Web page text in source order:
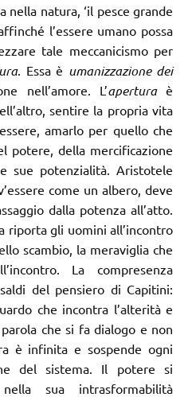
nella natura, ‘il pesce grande
l’essere umano possa
tale meccanicismo per
. Essa è umanizzazione dei
nell’amore. L’aperturaè
sentire la propria vita
amarlo per quello che
potere, della mercificazione
sue potenzialità. Aristotele
come un albero, deve
dalla potenza all’atto.
riporta gli uomini all’incontro
scambio, la meraviglia che
La compresenza
del pensiero di Capitini:
che incontra l’alterità e
che si fa dialogo e non
è infinita e sospende ogni
del sistema. Il potere si
sua intrasformabilità